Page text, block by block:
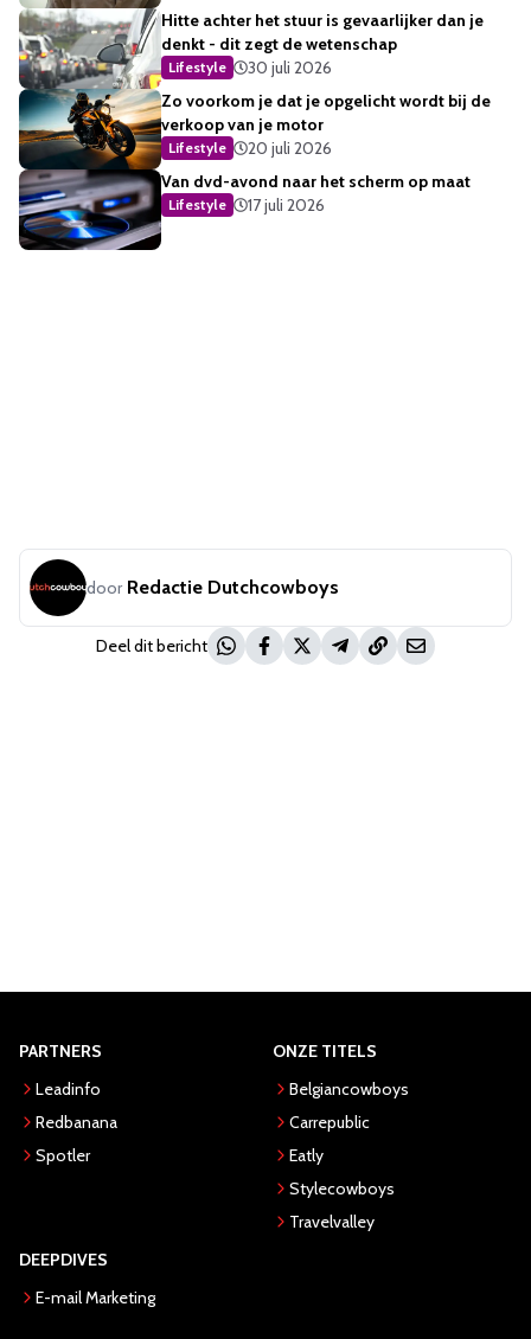
Hitte achter het stuur is gevaarlijker dan je
denkt - dit zegt de wetenschap
Lifestyle
30 juli 2026
Zo voorkom je dat je opgelicht wordt bij de
verkoop van je motor
Lifestyle
20 juli 2026
Van dvd-avond naar het scherm op maat
Lifestyle 17 juli 2026
door Redactie Dutchcowboys
Deel dit bericht
PARTNERS
Leadinfo
Redbanana
Spotler
ONZE TITELS
Belgiancowboys
Carrepublic
Eatly
Stylecowboys
Travelvalley
DEEPDIVES
E-mail Marketing